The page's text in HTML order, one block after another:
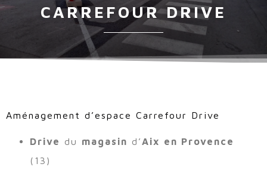
CARREFOUR DRIVE
Aménagement d’espace Carrefour Drive
Drive du magasin d’ Aix en Provence
(13)